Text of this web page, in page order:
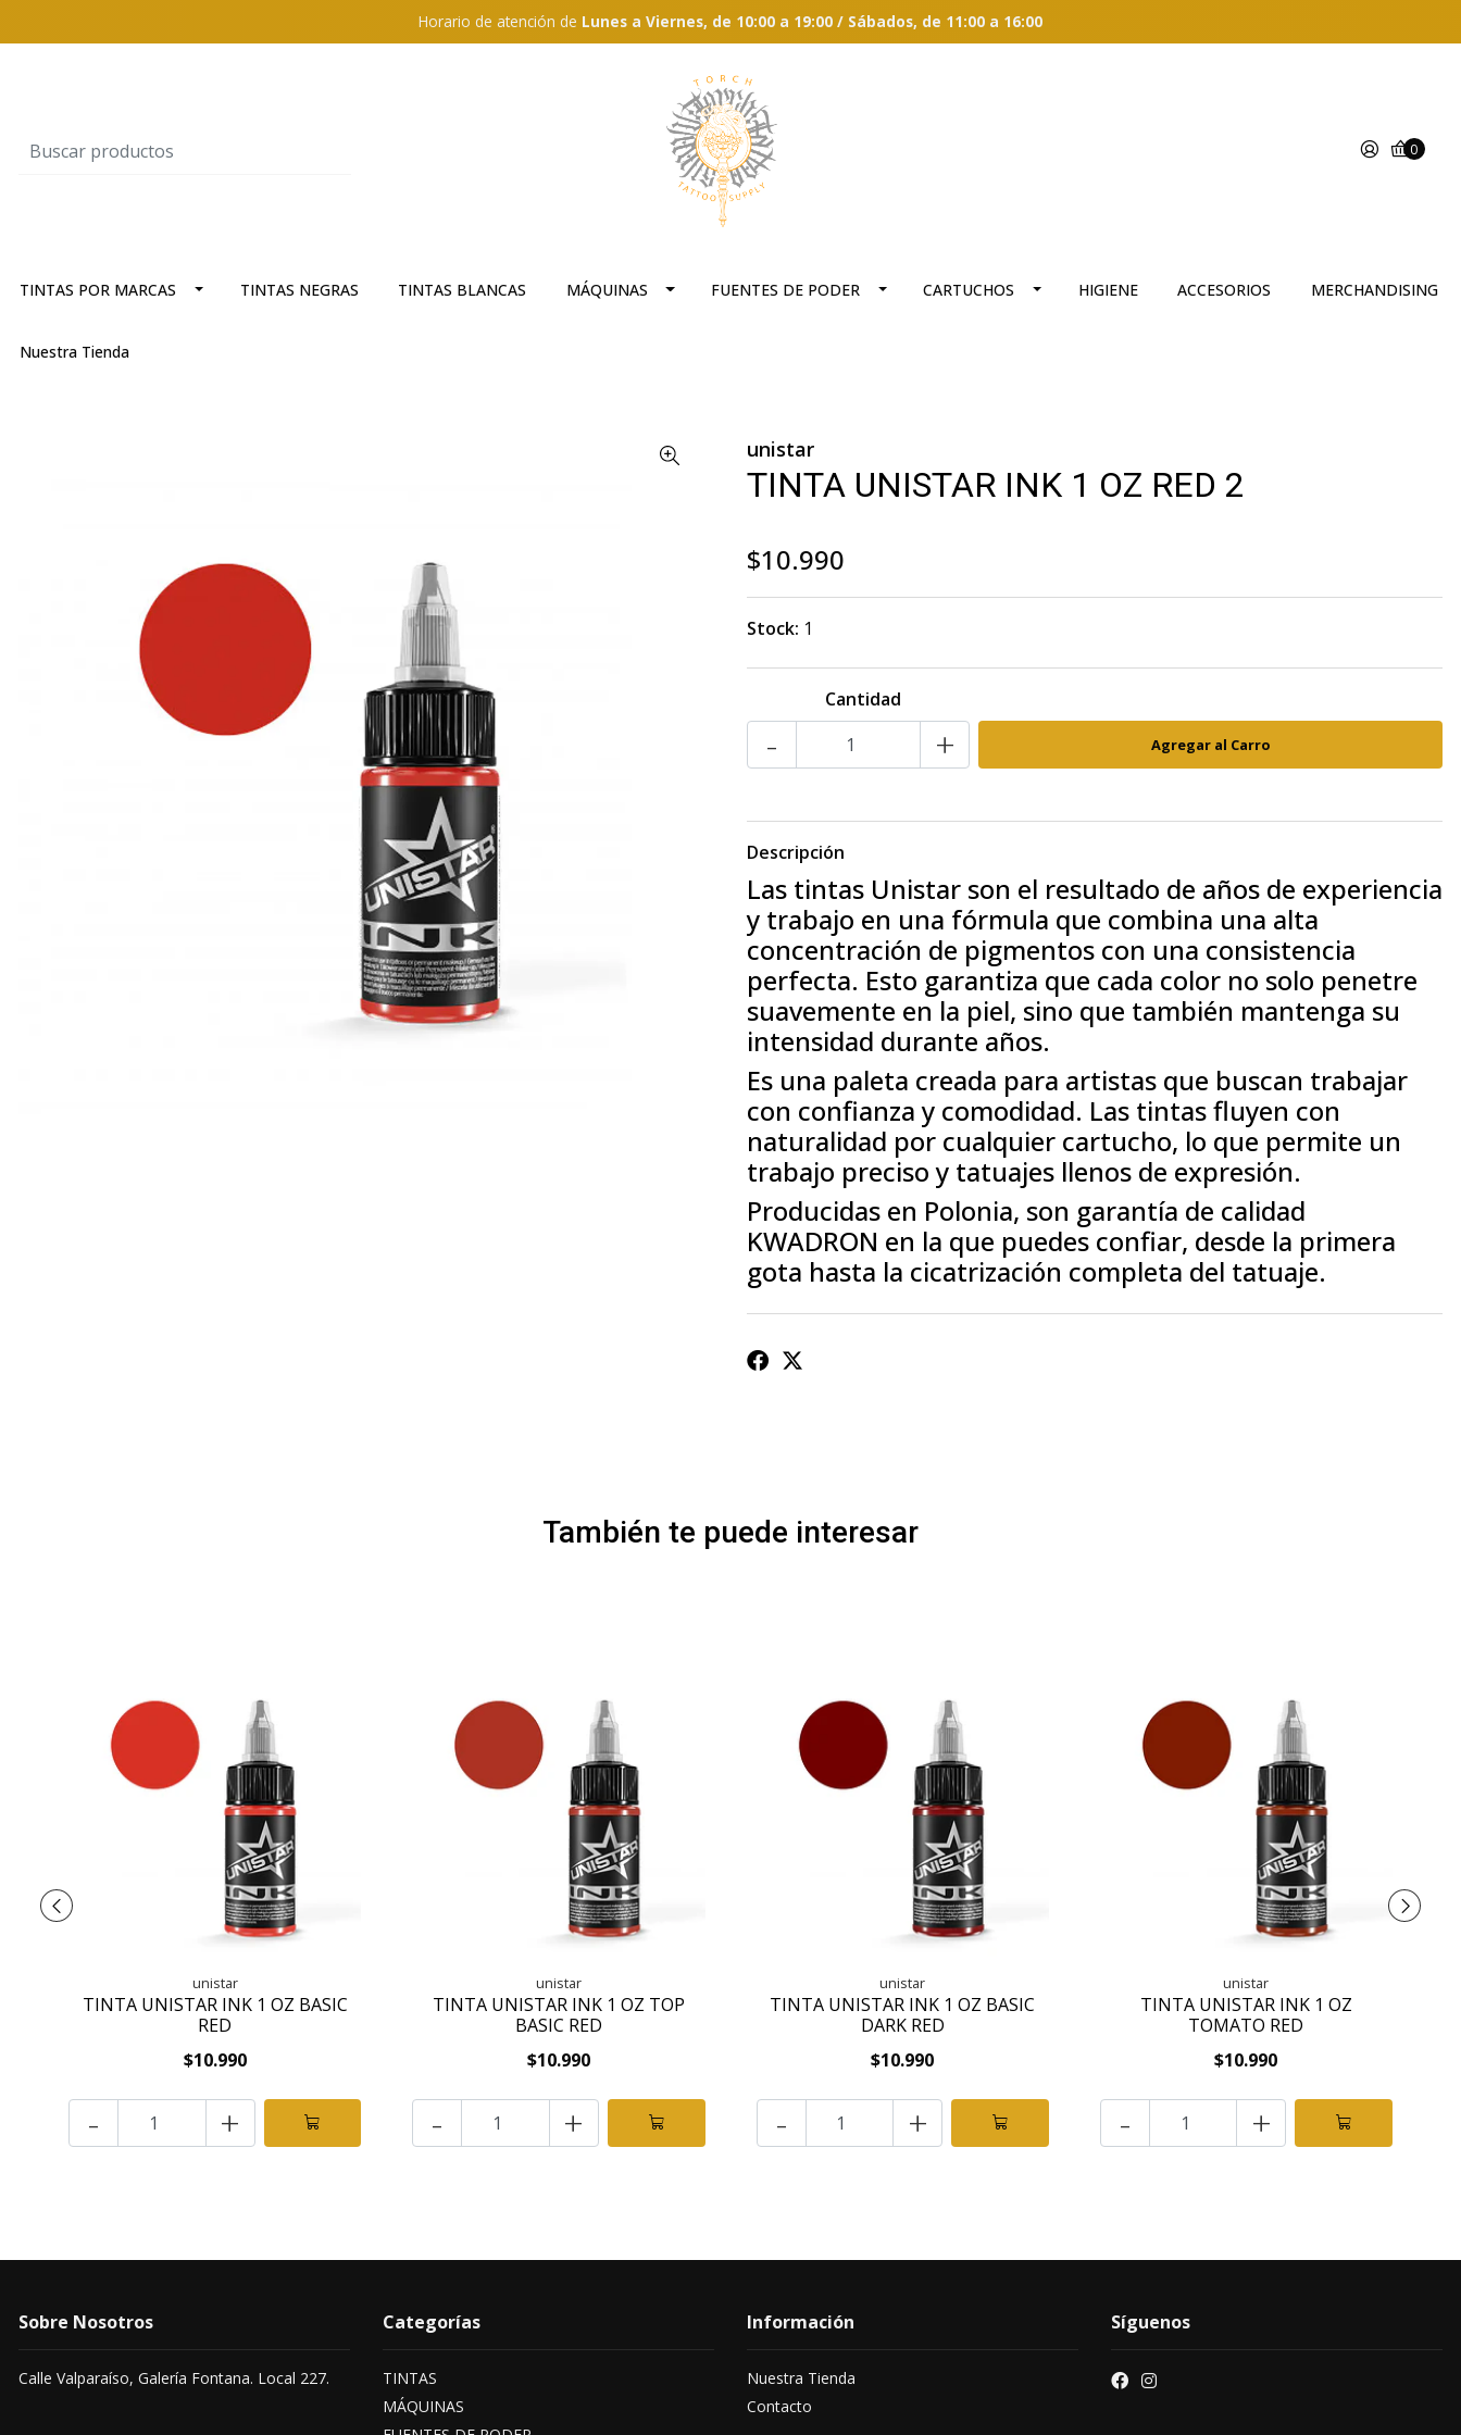
Horario de atención de Lunes a Viernes, de 10:00 a 19:00 / Sábados, de 11:00 a 16:00
0
TINTAS POR MARCAS TINTAS NEGRAS TINTAS BLANCAS MÁQUINAS FUENTES DE PODER CARTUCHOS HIGIENE ACCESORIOS MERCHANDISING
Nuestra Tienda
unistar
TINTA UNISTAR INK 1 OZ RED 2
$10.990
Stock: 1
Cantidad
- +
Descripción
Las tintas Unistar son el resultado de años de experiencia
y trabajo en una fórmula que combina una alta
concentración de pigmentos con una consistencia
perfecta. Esto garantiza que cada color no solo penetre
suavemente en la piel, sino que también mantenga su
intensidad durante años.
Es una paleta creada para artistas que buscan trabajar
con confianza y comodidad. Las tintas fluyen con
naturalidad por cualquier cartucho, lo que permite un
trabajo preciso y tatuajes llenos de expresión.
Producidas en Polonia, son garantía de calidad
KWADRON en la que puedes confiar, desde la primera
gota hasta la cicatrización completa del tatuaje.
También te puede interesar
unistar
TINTA UNISTAR INK 1 OZ BASIC
RED
$10.990
- +
unistar
TINTA UNISTAR INK 1 OZ TOP
BASIC RED
$10.990
- +
unistar
TINTA UNISTAR INK 1 OZ BASIC
DARK RED
$10.990
- +
unistar
TINTA UNISTAR INK 1 OZ
TOMATO RED
$10.990
- +
Sobre Nosotros
Calle Valparaíso, Galería Fontana. Local 227.
Categorías
TINTAS
MÁQUINAS
Información
Nuestra Tienda
Contacto
Síguenos